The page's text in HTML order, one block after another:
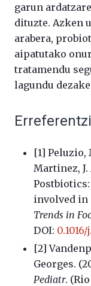
garun
dituzte. Azken
arabera,
aipatutako
tratamendu
lagundu
[1] Peluzio,
Martinez,
involved in
Trends in
DOI:
[2]
Georges.
Pediatr. (Rio